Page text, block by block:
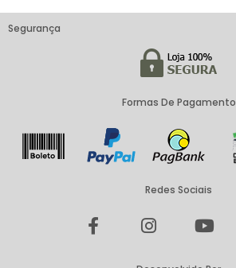
Segurança
Formas De Pagamento
Redes Sociais